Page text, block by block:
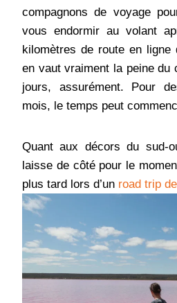
compagnons de voyage
vous endormir au volant
kilomètres de route en
en vaut vraiment la peine du
jours, assurément. Pour
mois, le temps peut
Quant aux décors du sud-
laisse de côté pour le
plus tard lors d’un road trip